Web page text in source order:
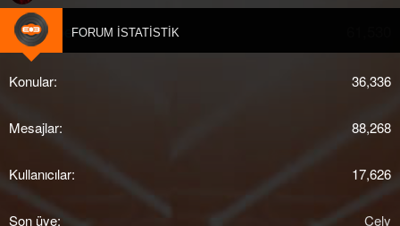
djberkFORUM İSTATISTIK
Konular 36,336
Mesajlar 88,268
Kullanıcılar 17,626
Son üye Cely